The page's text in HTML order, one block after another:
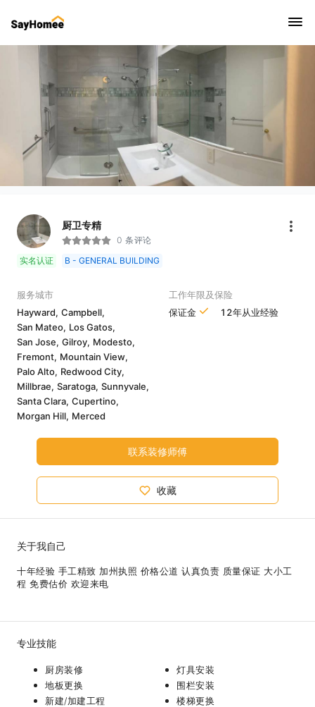
厨卫专精
0 条评论
实名认证
B - GENERAL BUILDING
服务城市
Hayward, Campbell,
San Mateo, Los Gatos,
San Jose, Gilroy, Modesto,
Fremont, Mountain View,
Palo Alto, Redwood City,
Millbrae, Saratoga, Sunnyvale,
Santa Clara, Cupertino,
Morgan Hill, Merced
工作年限及保险
保证金
12年从业经验
联系装修师傅
收藏
关于我自己
十年经验 手工精致 加州执照 价格公道 认真负责 质量保证 大小工
程 免费估价 欢迎来电
专业技能
厨房装修
地板更换
新建/加建工程
灯具安装
围栏安装
楼梯更换